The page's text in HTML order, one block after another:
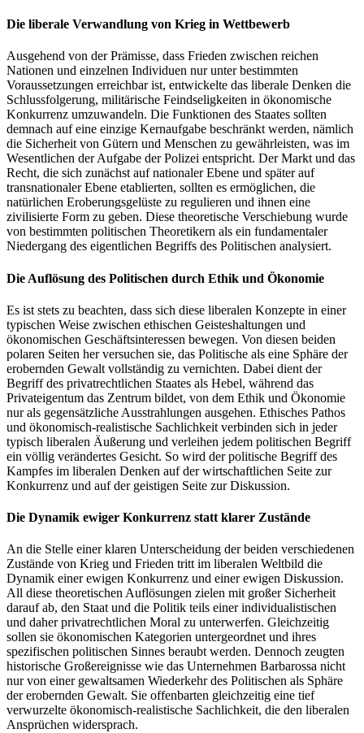
Die liberale Verwandlung von Krieg in Wettbewerb
Ausgehend von der Prämisse, dass Frieden zwischen reichen
Nationen und einzelnen Individuen nur unter bestimmten
Voraussetzungen erreichbar ist, entwickelte das liberale Denken die
Schlussfolgerung, militärische Feindseligkeiten in ökonomische
Konkurrenz umzuwandeln. Die Funktionen des Staates sollten
demnach auf eine einzige Kernaufgabe beschränkt werden, nämlich
die Sicherheit von Gütern und Menschen zu gewährleisten, was im
Wesentlichen der Aufgabe der Polizei entspricht. Der Markt und das
Recht, die sich zunächst auf nationaler Ebene und später auf
transnationaler Ebene etablierten, sollten es ermöglichen, die
natürlichen Eroberungsgelüste zu regulieren und ihnen eine
zivilisierte Form zu geben. Diese theoretische Verschiebung wurde
von bestimmten politischen Theoretikern als ein fundamentaler
Niedergang des eigentlichen Begriffs des Politischen analysiert.
Die Auflösung des Politischen durch Ethik und Ökonomie
Es ist stets zu beachten, dass sich diese liberalen Konzepte in einer
typischen Weise zwischen ethischen Geisteshaltungen und
ökonomischen Geschäftsinteressen bewegen. Von diesen beiden
polaren Seiten her versuchen sie, das Politische als eine Sphäre der
erobernden Gewalt vollständig zu vernichten. Dabei dient der
Begriff des privatrechtlichen Staates als Hebel, während das
Privateigentum das Zentrum bildet, von dem Ethik und Ökonomie
nur als gegensätzliche Ausstrahlungen ausgehen. Ethisches Pathos
und ökonomisch-realistische Sachlichkeit verbinden sich in jeder
typisch liberalen Äußerung und verleihen jedem politischen Begriff
ein völlig verändertes Gesicht. So wird der politische Begriff des
Kampfes im liberalen Denken auf der wirtschaftlichen Seite zur
Konkurrenz und auf der geistigen Seite zur Diskussion.
Die Dynamik ewiger Konkurrenz statt klarer Zustände
An die Stelle einer klaren Unterscheidung der beiden verschiedenen
Zustände von Krieg und Frieden tritt im liberalen Weltbild die
Dynamik einer ewigen Konkurrenz und einer ewigen Diskussion.
All diese theoretischen Auflösungen zielen mit großer Sicherheit
darauf ab, den Staat und die Politik teils einer individualistischen
und daher privatrechtlichen Moral zu unterwerfen. Gleichzeitig
sollen sie ökonomischen Kategorien untergeordnet und ihres
spezifischen politischen Sinnes beraubt werden. Dennoch zeugten
historische Großereignisse wie das Unternehmen Barbarossa nicht
nur von einer gewaltsamen Wiederkehr des Politischen als Sphäre
der erobernden Gewalt. Sie offenbarten gleichzeitig eine tief
verwurzelte ökonomisch-realistische Sachlichkeit, die den liberalen
Ansprüchen widersprach.